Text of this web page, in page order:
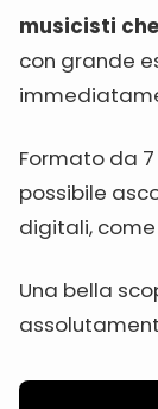
musicisti
con grande
Formato da
possibile
digitali, come
Una bella